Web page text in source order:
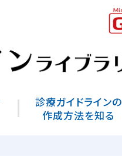
診療ガイドラインの
作成方法を知る